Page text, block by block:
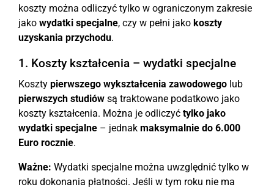
koszty można odliczyć tylko w ograniczonym zakresie
jako wydatki specjalne, czy w pełni jako koszty
uzyskania przychodu.
1. Koszty kształcenia – wydatki specjalne
Koszty pierwszego wykształcenia zawodowego lub
pierwszych studiów są traktowane podatkowo jako
koszty kształcenia. Można je odliczyć tylko jako
wydatki specjalne – jednak maksymalnie do 6.000
Euro rocznie.
Ważne: Wydatki specjalne można uwzględnić tylko w
roku dokonania płatności. Jeśli w tym roku nie ma